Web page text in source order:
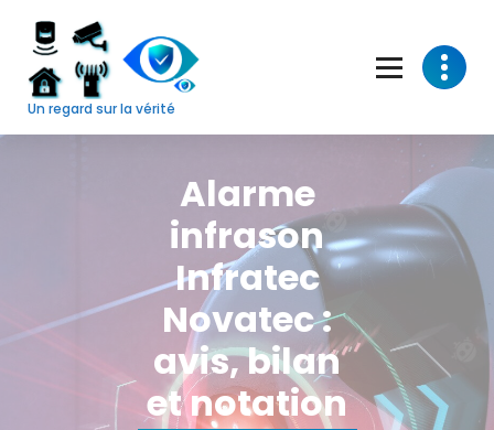
content
Un regard sur la vérité
Alarme
infrason
Infratec
Novatec :
avis, bilan
et notation